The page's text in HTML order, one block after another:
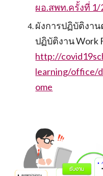
ผอ.สพท.ครั้งที่ 1/
ผังการปฏิบัติงา
http://
learning/office/
ome